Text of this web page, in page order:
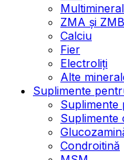
ZMA și ZMB
Calciu
Fier
Electroliți
Alte
Suplimente
Suplimente
Suplimente
Condroitină